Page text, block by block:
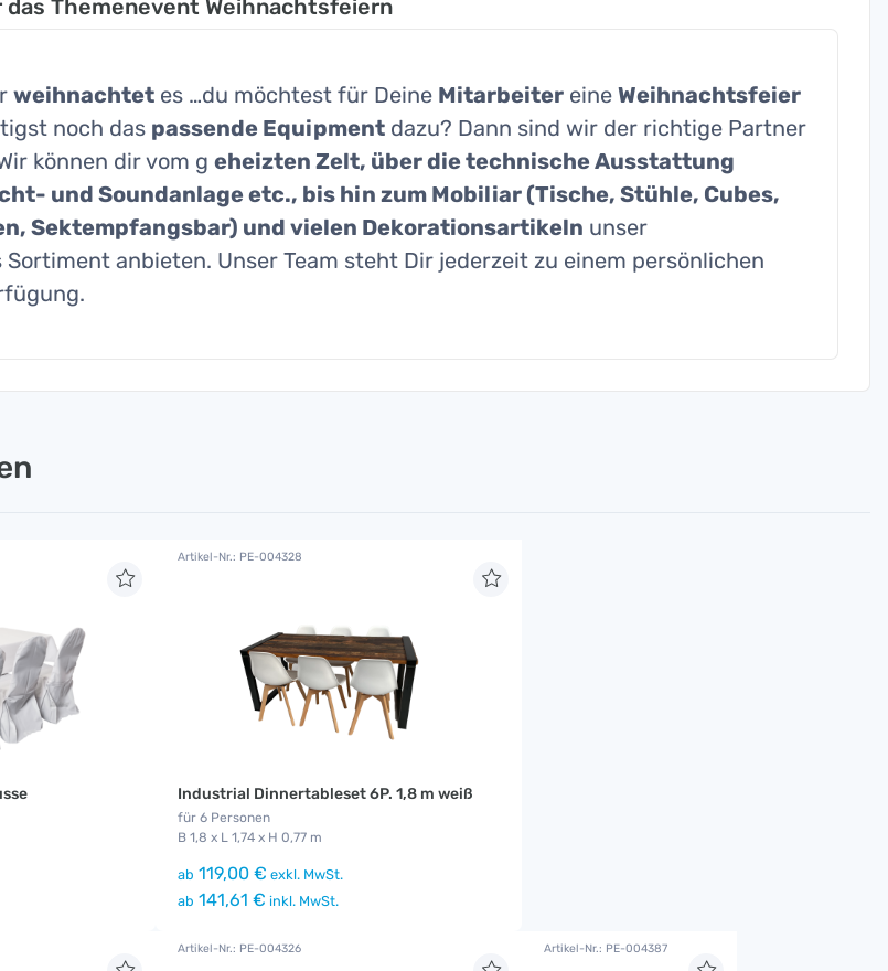
Themenevent Weihnachtsfeiern
weihnachtetes …du möchtest für Deine Mitarbeitereine Weihnachtsfeier
noch das passende Equipmentdazu? Dann sind wir der richtige Partner
können dir vom g eheizten Zelt, über die technische Ausstattung
und Soundanlage etc., bis hin zum Mobiliar (Tische, Stühle, Cubes,
Sektempfangsbar) und vielen Dekorationsartikeln unser
anbieten. Unser Team steht Dir jederzeit zu einem persönlichen
Artikel-Nr.: PE-004328
Industrial Dinnertableset 6P. 1,8 m weiß
für 6 Personen
B 1,8 x L 1,74 x H 0,77 m
ab 119,00 € exkl. MwSt.
ab 141,61 € inkl. MwSt.
Artikel-Nr.: PE-004326 Artikel-Nr.: PE-004387